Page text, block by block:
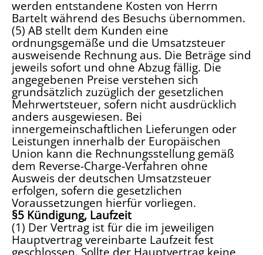
werden entstandene Kosten von Herrn
Bartelt während des Besuchs übernommen.
(5) AB stellt dem Kunden eine
ordnungsgemäße und die Umsatzsteuer
ausweisende Rechnung aus. Die Beträge sind
jeweils sofort und ohne Abzug fällig. Die
angegebenen Preise verstehen sich
grundsätzlich zuzüglich der gesetzlichen
Mehrwertsteuer, sofern nicht ausdrücklich
anders ausgewiesen. Bei
innergemeinschaftlichen Lieferungen oder
Leistungen innerhalb der Europäischen
Union kann die Rechnungsstellung gemäß
dem Reverse-Charge-Verfahren ohne
Ausweis der deutschen Umsatzsteuer
erfolgen, sofern die gesetzlichen
Voraussetzungen hierfür vorliegen.
§5 Kündigung, Laufzeit
(1) Der Vertrag ist für die im jeweiligen
Hauptvertrag vereinbarte Laufzeit fest
geschlossen. Sollte der Hauptvertrag keine